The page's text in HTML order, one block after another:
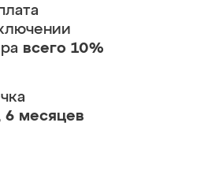
всего 10%
6 месяцев